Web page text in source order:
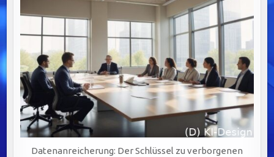
Datenanreicherung: Der Schlüssel zu verborgenen